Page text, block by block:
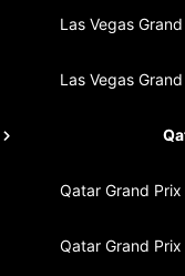
Las Vegas
Las Vegas
Qatar Grand Prix
Qatar Grand Prix